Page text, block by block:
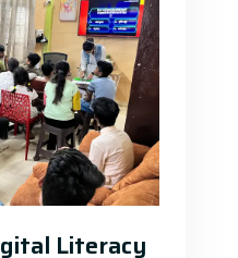
Literacy